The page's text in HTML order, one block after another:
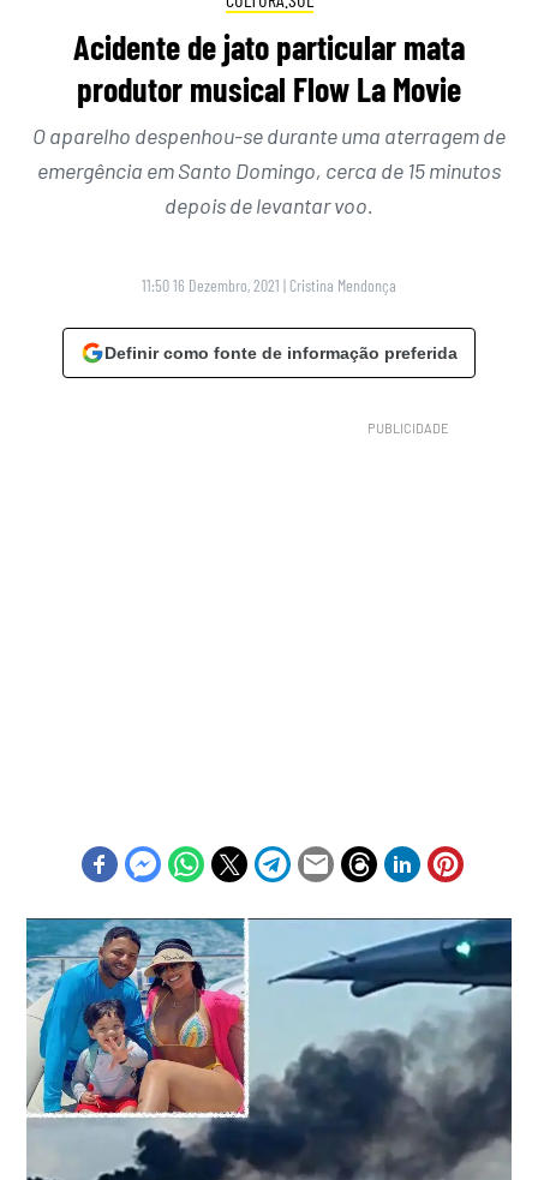
Acidente de jato particular mata
produtor musical Flow La Movie
O aparelho despenhou-se durante uma aterragem de
emergência em Santo Domingo, cerca de 15 minutos
depois de levantar voo.
11:50 16 Dezembro, 2021 | Cristina Mendonça
Definir como fonte de informação preferida